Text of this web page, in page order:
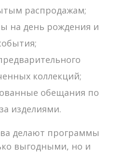
распродажам;
на день рождения и
коллекций;
обещания по
изделиями.
делают программы
выгодными, но и